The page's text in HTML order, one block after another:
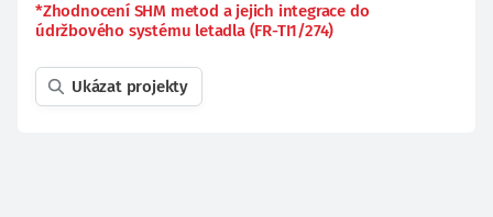
*Zhodnocení SHM metod a jejich integrace do
údržbového systému letadla (FR-TI1/274)
Ukázat projekty